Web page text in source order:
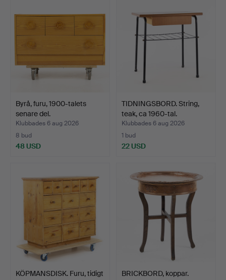
Byrå, furu, 1900-talets
senare del.
Klubbades 6 aug 2026
8 bud
48 USD
TIDNINGSBORD. String,
teak, ca 1960-tal.
Klubbades 6 aug 2026
1 bud
22 USD
KÖPMANSDISK. Furu, tidigt
BRICKBORD, koppar.